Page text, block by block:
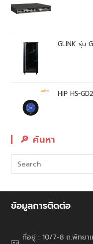
GLINK รุ่น
HIP HS-
🔎︎ ค้นหา
ข้อมูลการติดต่อ
ที่อยู่ : 10/7-8 ถ.พัทยา